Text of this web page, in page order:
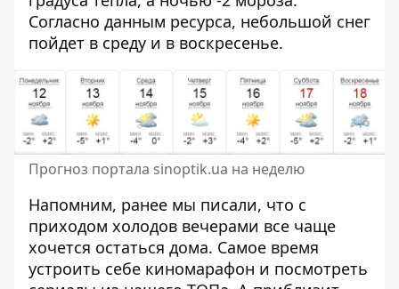
Согласно данным ресурса, небольшой снег
пойдет в среду и в воскресенье.
Прогноз портала sinoptik.ua на неделю
Напомним, ранее мы писали, что с
приходом холодов вечерами все чаще
хочется остаться дома. Самое время
устроить себе киномарафон и посмотреть